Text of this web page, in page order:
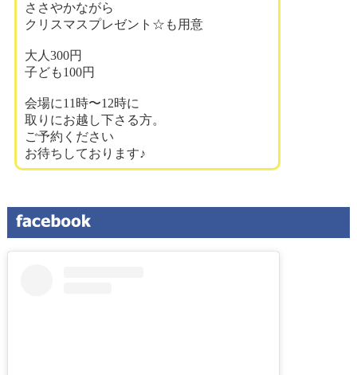
ささやかながら
クリスマスプレゼント☆も用意
大人300円
子ども100円
会場に11時〜12時に
取りにお越し下さる方。
ご予約ください
お待ちしております♪